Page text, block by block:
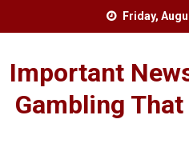
Friday,
Important
Gambling